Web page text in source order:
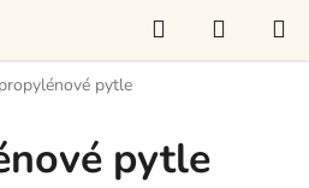
Hledat
KOŠÍK
pytle
pytle